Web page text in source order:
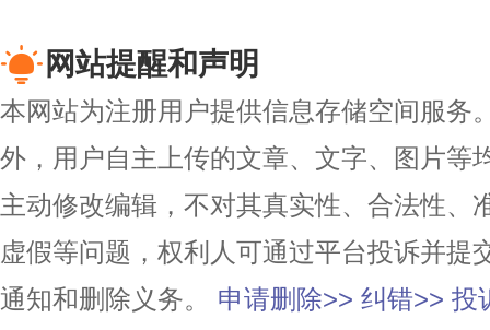
网站提醒和声明
本网站为注册用户提供信息存储空间服务
外，用户自主上传的文章、文字、图片等
主动修改编辑，不对其真实性、合法性、
虚假等问题，权利人可通过平台投诉并提
通知和删除义务。
申请删除>> 纠错>> 投